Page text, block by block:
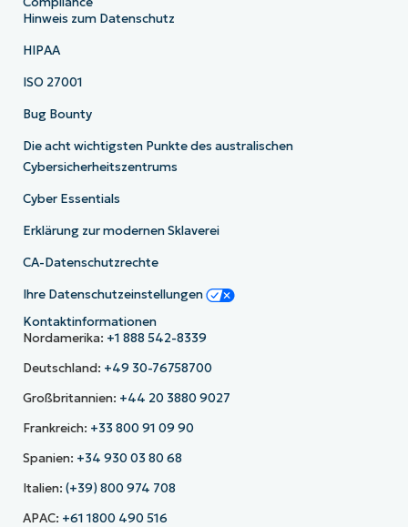
Hinweis zum Datenschutz
HIPAA
ISO 27001
Bug Bounty
Die acht wichtigsten Punkte des australischen
Cybersicherheitszentrums
Cyber Essentials
Erklärung zur modernen Sklaverei
CA-Datenschutzrechte
Ihre Datenschutzeinstellungen
Kontaktinformationen
Nordamerika: +1 888 542-8339
Deutschland: +49 30-76758700
Großbritannien: +44 20 3880 9027
Frankreich: +33 800 91 09 90
Spanien: +34 930 03 80 68
Italien: (+39) 800 974 708
APAC: +61 1800 490 516